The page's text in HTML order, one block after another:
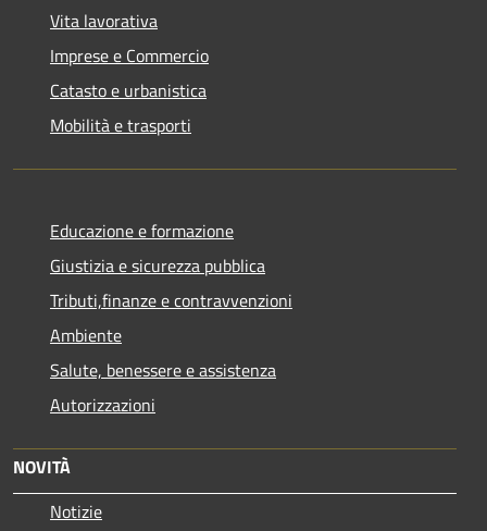
Vita lavorativa
Imprese e Commercio
Catasto e urbanistica
Mobilità e trasporti
Educazione e formazione
Giustizia e sicurezza pubblica
Tributi,finanze e contravvenzioni
Ambiente
Salute, benessere e assistenza
Autorizzazioni
NOVITÀ
Notizie